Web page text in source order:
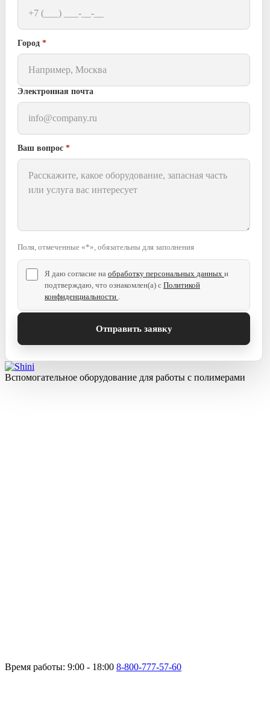
Город *
Электронная почта
Ваш вопрос *
Поля, отмеченные «*», обязательны для заполнения
Я даю согласие на обработку персональных данных и
подтверждаю, что ознакомлен(а) с Политикой
конфиденциальности
Вспомогательное оборудование для работы с полимерами
Время работы: 9:00 - 18:00 8-800-777-57-60